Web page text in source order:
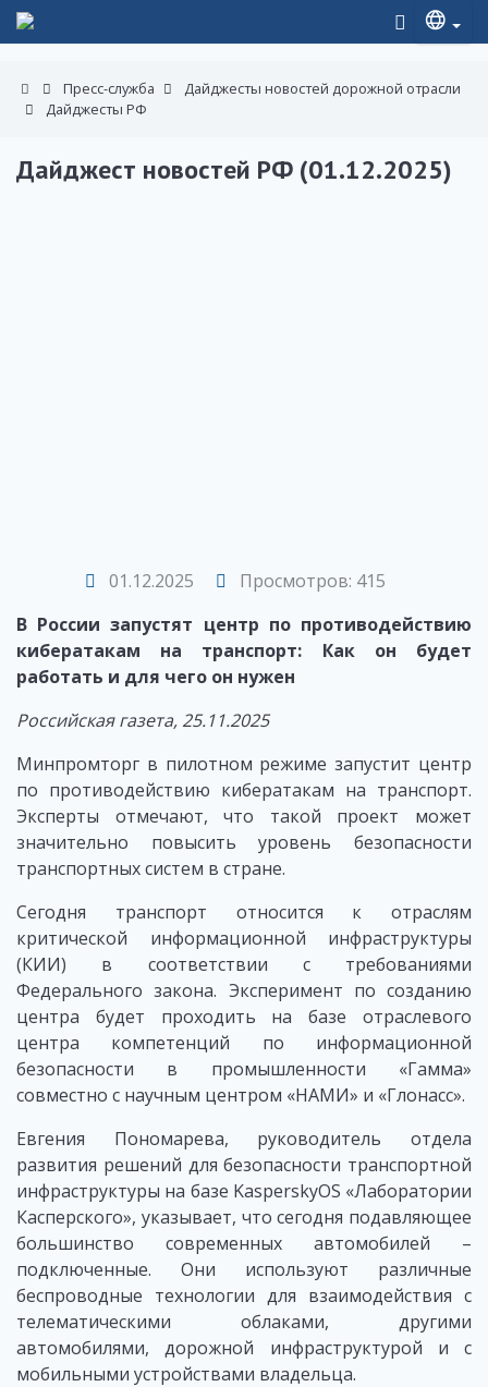
Пресс-служба
Дайджесты новостей дорожной отрасли
Дайджесты РФ
Дайджест новостей РФ (01.12.2025)
01.12.2025
Просмотров: 415
В России запустят центр по противодействию
кибератакам на транспорт: Как он будет
работать и для чего он нужен
Российская газета, 25.11.2025
Минпромторг в пилотном режиме запустит центр
по противодействию кибератакам на транспорт.
Эксперты отмечают, что такой проект может
значительно повысить уровень безопасности
транспортных систем в стране.
Сегодня транспорт относится к отраслям
критической информационной инфраструктуры
(КИИ) в соответствии с требованиями
Федерального закона. Эксперимент по созданию
центра будет проходить на базе отраслевого
центра компетенций по информационной
безопасности в промышленности «Гамма»
совместно с научным центром «НАМИ» и «Глонасс».
Евгения Пономарева, руководитель отдела
развития решений для безопасности транспортной
инфраструктуры на базе KasperskyOS «Лаборатории
Касперского», указывает, что сегодня подавляющее
большинство современных автомобилей –
подключенные. Они используют различные
беспроводные технологии для взаимодействия с
телематическими облаками, другими
автомобилями, дорожной инфраструктурой и с
мобильными устройствами владельца.